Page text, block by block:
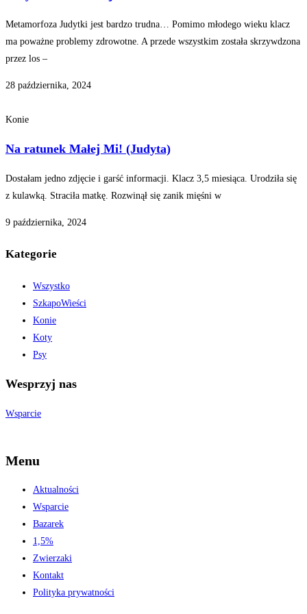
Metamorfoza Judytki jest bardzo trudna… Pomimo młodego wieku klacz
ma poważne problemy zdrowotne. A przede wszystkim została skrzywdzona
przez los –
28 października, 2024
Konie
Na ratunek Małej Mi! (Judyta)
Dostałam jedno zdjęcie i garść informacji. Klacz 3,5 miesiąca. Urodziła się
z kulawką. Straciła matkę. Rozwinął się zanik mięśni w
9 października, 2024
Kategorie
Wszystko
SzkapoWieści
Konie
Koty
Psy
Wesprzyj nas
Wsparcie
Menu
Aktualności
Wsparcie
Bazarek
1,5%
Zwierzaki
Kontakt
Polityka prywatności